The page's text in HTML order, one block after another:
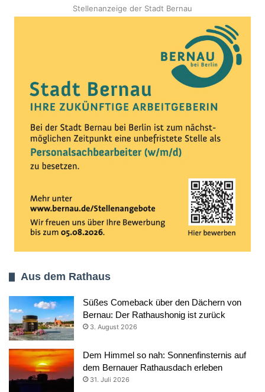
Stellenanzeige der Stadt Bernau
Aus dem Rathaus
Süßes Comeback über den Dächern von
Bernau: Der Rathaushonig ist zurück
3. August 2026
Dem Himmel so nah: Sonnenfinsternis auf
dem Bernauer Rathausdach erleben
31. Juli 2026